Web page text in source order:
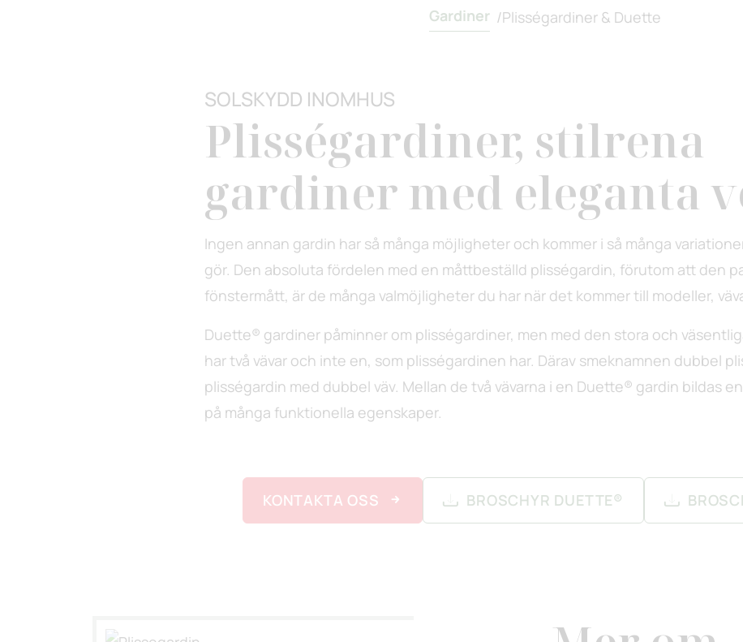
Gardiner /Plisségardiner & Duette
SOLSKYDD INOMHUS
Plisségardiner, stilrena
gardiner med eleganta
Ingen annan gardin har så många möjligheter och kommer i så många
gör. Den absoluta fördelen med en måttbeställd plisségardin, förutom att den
fönstermått, är de många valmöjligheter du har när det kommer till modeller,
Duette® gardiner påminner om plisségardiner, men med den stora och
har två vävar och inte en, som plisségardinen har. Därav smeknamnen dubbel
plisségardin med dubbel väv. Mellan de två vävarna i en Duette® gardin bildas
på många funktionella egenskaper.
KONTAKTA OSS BROSCHYR DUETTE®